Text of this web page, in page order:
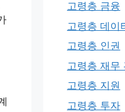
고령층 금융
고령층 데이
고령층 인권
고령층 재무
고령층 지원
고령층 투자